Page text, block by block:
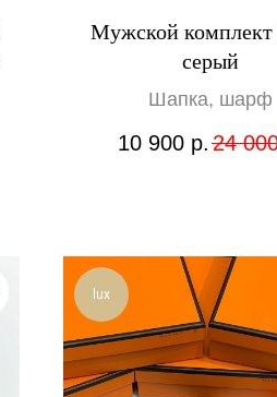
Мужской комплект
серый
Шапка, шарф
10 900 р. 24
lux